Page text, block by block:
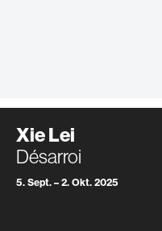
Xie Lei
Désarroi
5. Sept. – 2. Okt. 2025